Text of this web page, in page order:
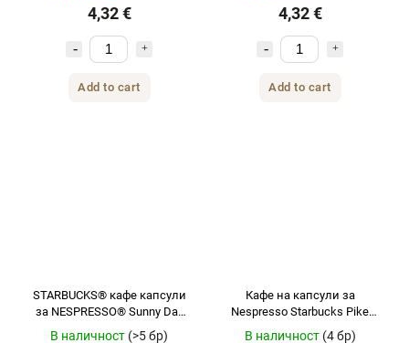
4,32 €
Add to cart
4,32 €
Add to cart
STARBUCKS® кафе капсули
за NESPRESSO® Sunny Day
Blend LUNGO10 бр.
В наличност (>5 бр)
Кафе на капсули за
Nespresso Starbucks Pike
Place Roast 10 бр
В наличност (4 бр)